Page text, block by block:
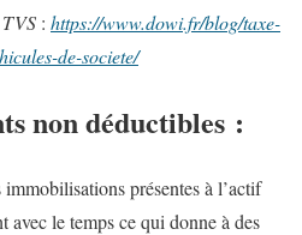
: https://www.dowi.fr/blog/taxe-
de-societe/
non déductibles :
présentes à l’actif
avec le temps ce qui donne à des